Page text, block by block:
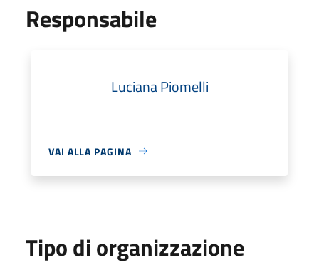
Responsabile
Luciana Piomelli
VAI ALLA PAGINA
Tipo di organizzazione